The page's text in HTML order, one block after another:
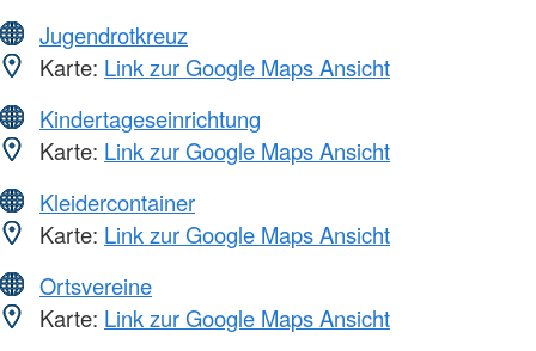
Jugendrotkreuz
Karte: Link zur Google Maps Ansicht
Kindertageseinrichtung
Karte: Link zur Google Maps Ansicht
Kleidercontainer
Karte: Link zur Google Maps Ansicht
Ortsvereine
Karte: Link zur Google Maps Ansicht